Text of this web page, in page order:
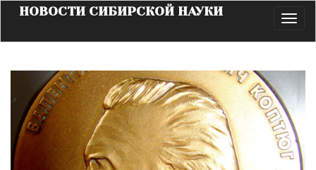
НОВОСТИ СИБИРСКОЙ НАУКИ